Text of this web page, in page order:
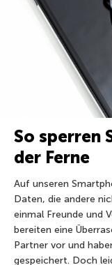
So sperren
der Ferne
Auf unseren
Daten, die andere
einmal Freunde und
bereiten eine
Partner vor und
gespeichert. Doch